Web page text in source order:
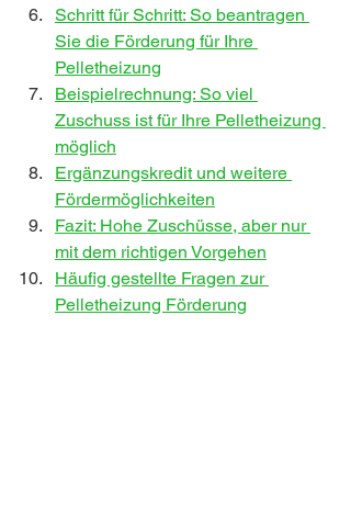
Schritt für Schritt: So beantragen
Sie die Förderung für Ihre
Pelletheizung
Beispielrechnung: So viel
Zuschuss ist für Ihre Pelletheizung
möglich
Ergänzungskredit und weitere
Fördermöglichkeiten
Fazit: Hohe Zuschüsse, aber nur
mit dem richtigen Vorgehen
Häufig gestellte Fragen zur
Pelletheizung Förderung